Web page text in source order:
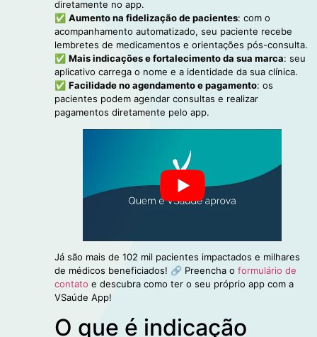
diretamente no app.
✅Aumento na fidelização de pacientes: com o
acompanhamento automatizado, seu paciente recebe
lembretes de medicamentos e orientações pós-consulta.
✅Mais indicações e fortalecimento da sua marca: seu
aplicativo carrega o nome e a identidade da sua clínica.
✅Facilidade no agendamento e pagamento: os
pacientes podem agendar consultas e realizar
pagamentos diretamente pelo app.
Já são mais de 102 mil pacientes impactados e milhares
de médicos beneficiados! 🔗 Preencha o formulário de
contato e descubra como ter o seu próprio app com a
VSaúde App!
O que é indicação